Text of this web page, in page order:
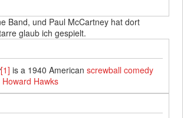
Band, und Paul McCartney hat dort
glaub ich gespielt.
[1] is a 1940 Americanscrewball comedy
Howard Hawks